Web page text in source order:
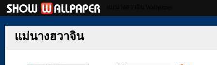
แม่นางฮวาจิน